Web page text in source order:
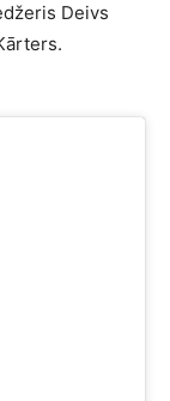
Deivs